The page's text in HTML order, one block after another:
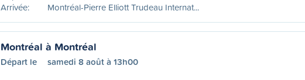
Arrivée:
Montréal-Pierre Elliott Trudeau Internat...
Montréal à Montréal
Départ le samedi 8 août à 13h00